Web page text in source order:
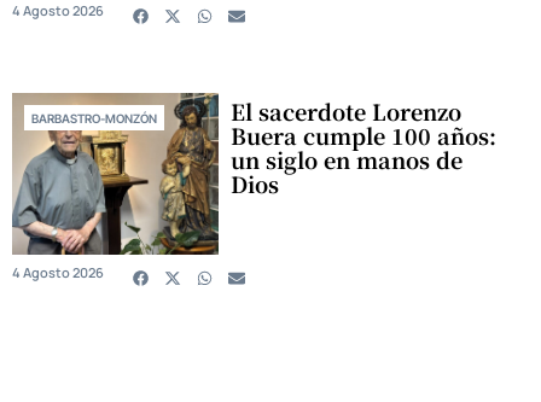
4 Agosto 2026
BARBASTRO-MONZÓN El sacerdote Lorenzo
Buera cumple 100 años:
un siglo en manos de
Dios
4 Agosto 2026